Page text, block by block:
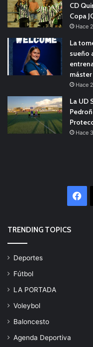
CD
Copa
Hace
La
sueño
máster
Hace
La UD
Hace
TRENDING TOPICS
Deportes
Fútbol
LA PORTADA
Voleybol
Baloncesto
Agenda Deportiva